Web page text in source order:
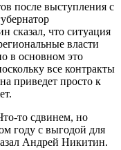
после выступления с
сказал, что ситуация
власти
в основном это
все контракты
приведет просто к
то сдвинем, но
году с выгодой для
Андрей Никитин.